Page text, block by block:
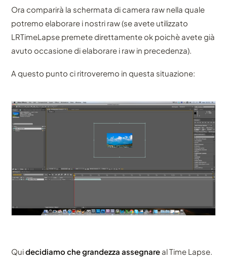
Ora comparirà la schermata di camera raw nella quale
potremo elaborare i nostri raw (se avete utilizzato
LRTimeLapse premete direttamente ok poichè avete già
avuto occasione di elaborare i raw in precedenza).
A questo punto ci ritroveremo in questa situazione:
Quidecidiamo che grandezza assegnare al Time Lapse.